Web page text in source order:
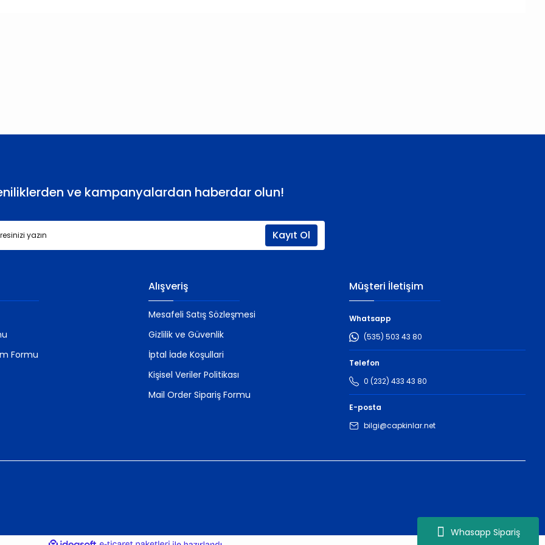
Whasapp Sipariş
Gönder
ve kampanyalardan haberdar olun!
Kayıt Ol
Formu
Alışveriş
Mesafeli Satış Sözleşmesi
Gizlilik ve Güvenlik
İptal İade Koşullari
Kişisel Veriler Politikası
Mail Order Sipariş Formu
Müşteri İletişim
Whatsapp
(535) 503 43 80
Telefon
0 (232) 433 43 80
E-posta
bilgi@capkinlar.net